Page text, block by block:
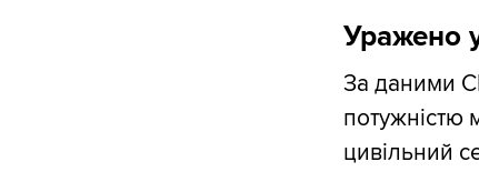
Уражено
За даними
потужністю
цивільний